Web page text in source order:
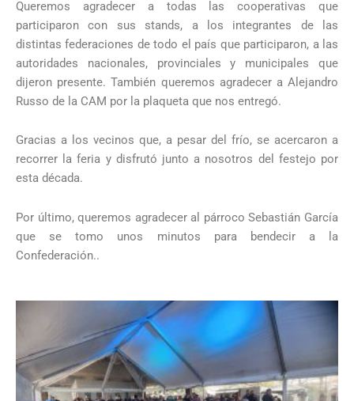
Queremos agradecer a todas las cooperativas que
participaron con sus stands, a los integrantes de las
distintas federaciones de todo el país que participaron, a las
autoridades nacionales, provinciales y municipales que
dijeron presente. También queremos agradecer a Alejandro
Russo de la CAM por la plaqueta que nos entregó.
Gracias a los vecinos que, a pesar del frío, se acercaron a
recorrer la feria y disfrutó junto a nosotros del festejo por
esta década.
Por último, queremos agradecer al párroco Sebastián García
que se tomo unos minutos para bendecir a la
Confederación..